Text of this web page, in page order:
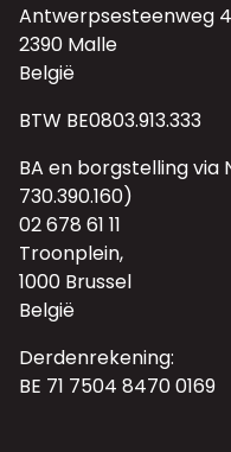
Antwerpsesteenweg 4
2390 Malle
België
BTW BE0803.913.333
BA en borgstelling via
730.390.160)
02 678 61 11
Troonplein,
1000 Brussel
België
Derdenrekening:
BE 71 7504 8470 0169